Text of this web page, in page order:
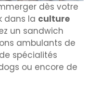
dès votre
dans la culture
un sandwich
ambulants de
spécialités
ou encore de